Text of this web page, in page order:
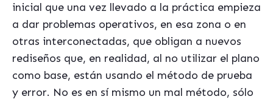
inicial que una vez llevado a la práctica empieza
a dar problemas operativos, en esa zona o en
otras interconectadas, que obligan a nuevos
rediseños que, en realidad, al no utilizar el plano
como base, están usando el método de prueba
y error. No es en sí mismo un mal método, sólo